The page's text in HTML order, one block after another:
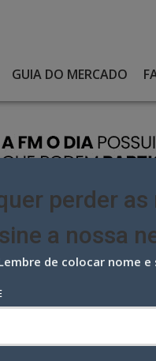
GUIA DO MERCADO
E LEW’LARA\TBWA
WMcCann
perder as
a nossa
de colocar nome e